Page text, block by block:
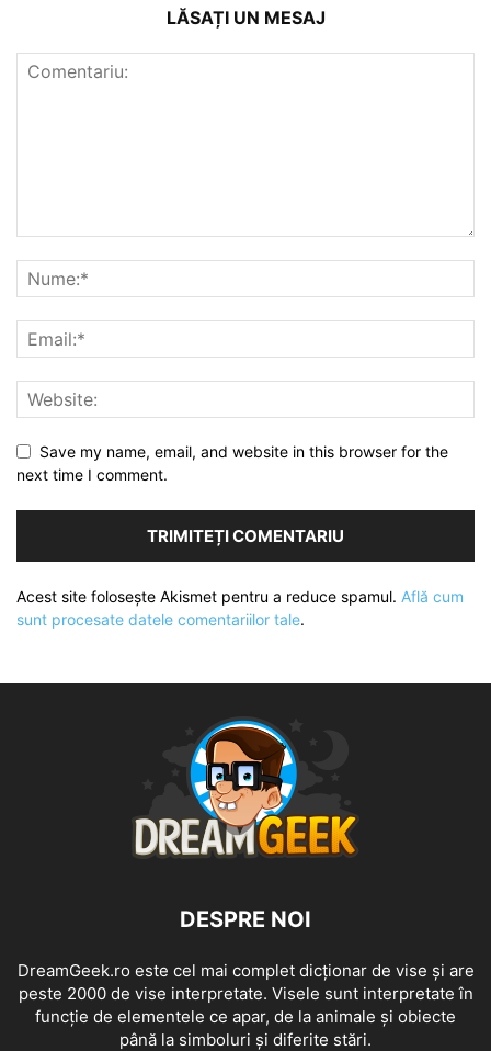
LĂSAȚI UN MESAJ
Save my name, email, and website in this browser for the
next time I comment.
Acest site folosește Akismet pentru a reduce spamul. Află cum
sunt procesate datele comentariilor tale.
DESPRE NOI
DreamGeek.ro este cel mai complet dicționar de vise și are
peste 2000 de vise interpretate. Visele sunt interpretate în
funcție de elementele ce apar, de la animale și obiecte
până la simboluri și diferite stări.